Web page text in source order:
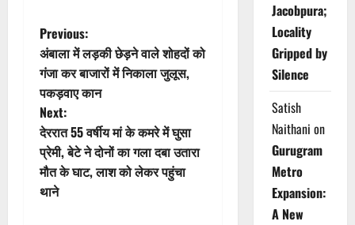
P
o
s
t
n
a
Previous:
अंबाला में लड़की छेड़ने वाले शोहदों को
गंजा कर बाजारों में निकाला जुलूस,
पकड़वाए कान
Next:
देररात 55 वर्षीय मां के कमरे में घुसा
प्रेमी, बेटे ने दोनों का गला दबा उतारा
मौत के घाट, लाश को लेकर पहुंचा
थाने
Jacobpura;
Locality
Gripped by
Silence
Satish
Naithani on
Gurugram
Metro
Expansion:
A New